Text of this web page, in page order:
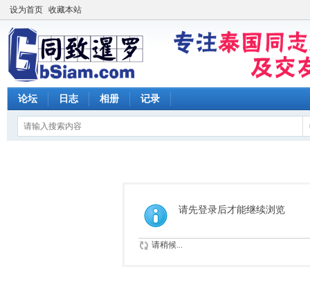
设为首页 收藏本站
论坛 日志 相册 记录
请先登录后才能继续浏览
请稍候...